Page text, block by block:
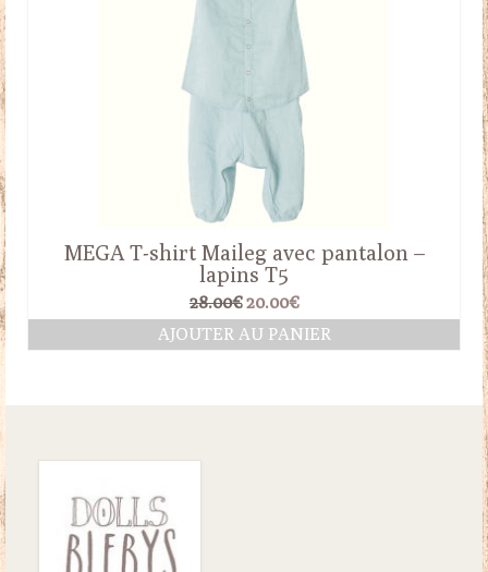
MEGA T-shirt Maileg avec pantalon –
lapins T5
28.00€ Le
prix
initial
20.00€Le
prix
actuel
AJOUTER AU PANIER